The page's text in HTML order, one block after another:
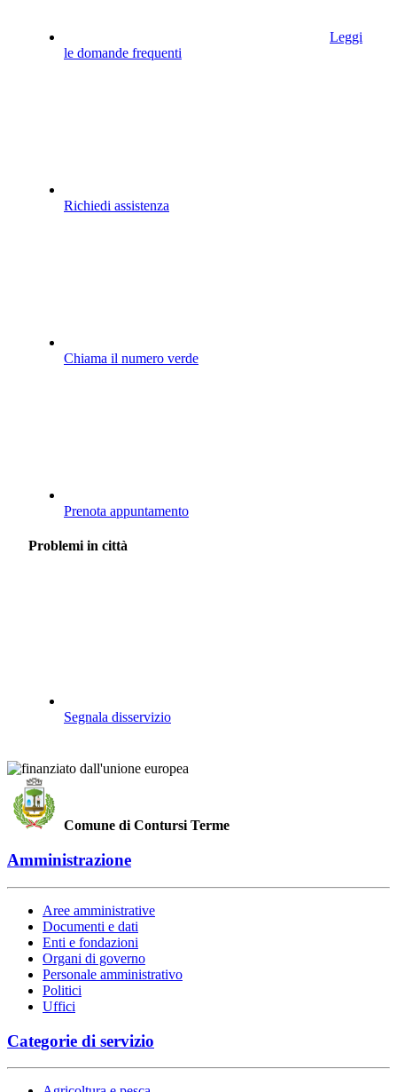
Leggi
le domande frequenti
Richiedi assistenza
Chiama il numero verde
Prenota appuntamento
Problemi in città
Segnala disservizio
Comune di Contursi Terme
Amministrazione
Aree amministrative
Documenti e dati
Enti e fondazioni
Organi di governo
Personale amministrativo
Politici
Uffici
Categorie di servizio